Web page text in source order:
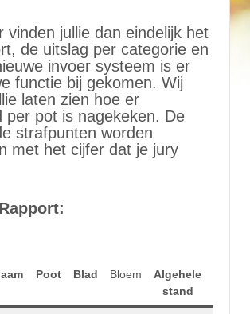
vinden jullie dan eindelijk het
de uitslag per categorie en
invoer systeem is er
functie bij gekomen. Wij
laten zien hoe er
per pot is nagekeken. De
strafpunten worden
met het cijfer dat je jury
Poot Blad Bloem
Algehele
stand